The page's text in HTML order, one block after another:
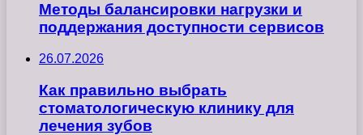
Методы балансировки нагрузки и
поддержания доступности сервисов
26.07.2026
Как правильно выбрать
стоматологическую клинику для
лечения зубов